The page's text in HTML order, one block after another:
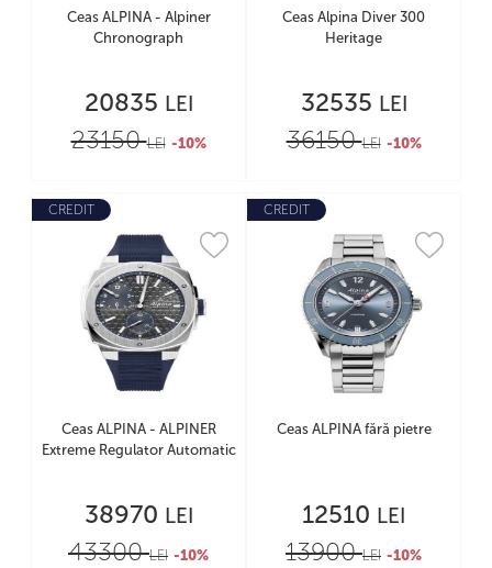
Ceas ALPINA - Alpiner
Chronograph
20835 LEI
23150LEI -10%
Ceas Alpina Diver 300
Heritage
32535 LEI
36150LEI -10%
CREDIT
Ceas ALPINA - ALPINER
Extreme Regulator Automatic
38970 LEI
43300LEI -10%
CREDIT
Ceas ALPINA fără pietre
12510 LEI
13900LEI -10%